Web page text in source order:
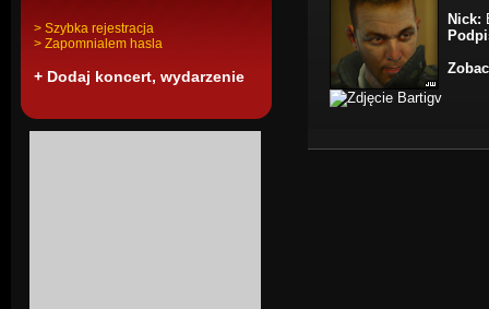
> Szybka rejestracja
> Zapomnialem hasla
+ Dodaj koncert, wydarzenie
Nick: